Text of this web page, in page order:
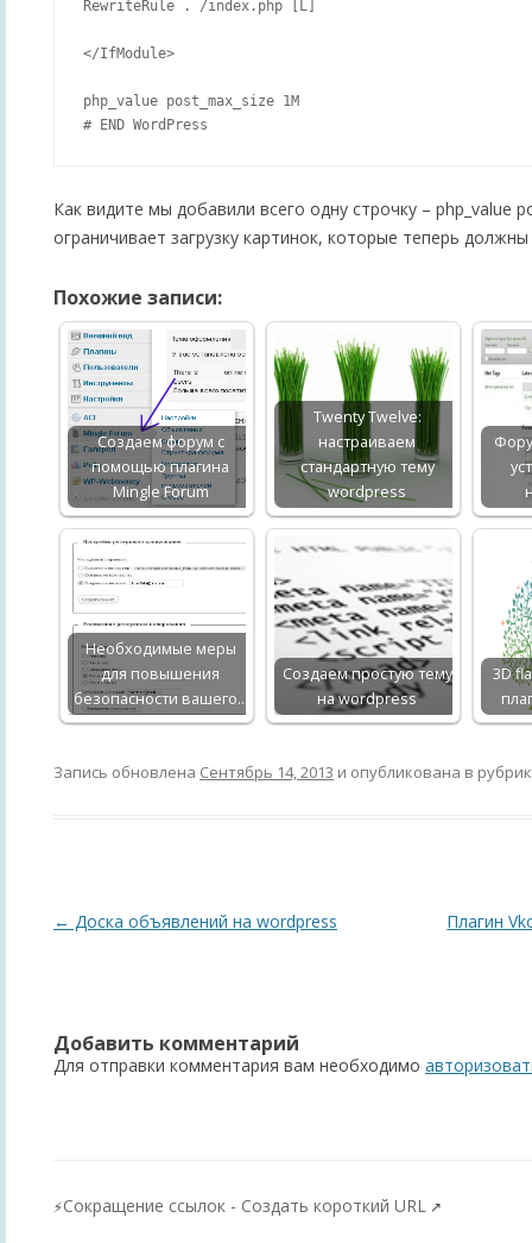
RewriteRule . /index.php [L]
</IfModule>
php_value post_max_size 1M
Как видите мы добавили всего одну строчку – php_value
ограничивает загрузку картинок, которые теперь
Похожие записи:
Создаем форум с
помощью плагина
Mingle Forum
Twenty Twelve:
настраиваем
стандартную тему
wordpress
Необходимые меры
для повышения
безопасности вашего…
Создаем простую тему
на wordpress
3D
Запись обновлена Сентябрь 14, 2013 и опубликована в
Навигация
← Доска объявлений на wordpress Плагин
Добавить комментарий
Для отправки комментария вам необходимо
⚡Сокращение ссылок - Создать короткий URL ↗